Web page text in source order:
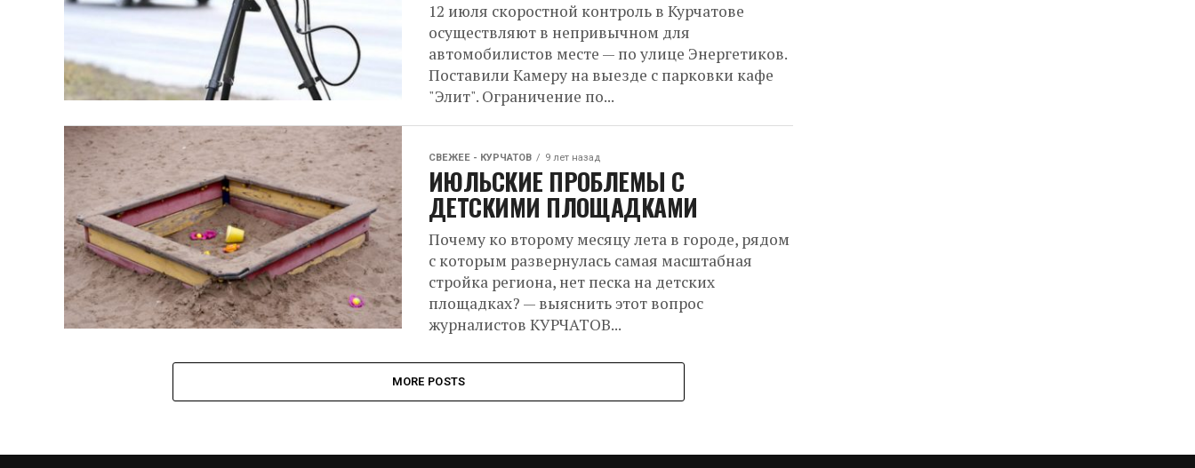
12 июля скоростной контроль в Курчатове
осуществляют в непривычном для
автомобилистов месте — по улице Энергетиков.
Поставили Камеру на выезде с парковки кафе
"Элит". Ограничение по...
СВЕЖЕЕ - КУРЧАТОВ 9 лет назад
ИЮЛЬСКИЕ ПРОБЛЕМЫ С
ДЕТСКИМИ ПЛОЩАДКАМИ
Почему ко второму месяцу лета в городе, рядом
с которым развернулась самая масштабная
стройка региона, нет песка на детских
площадках? — выяснить этот вопрос
журналистов КУРЧАТОВ...
MORE POSTS